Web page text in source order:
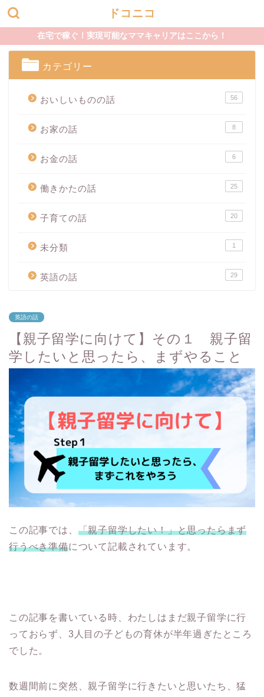
ドコニコ
在宅で稼ぐ！実現可能なママキャリアはここから！
カテゴリー
おいしいものの話 56
お家の話 8
お金の話 6
働きかたの話 25
子育ての話 20
未分類 1
英語の話 29
英語の話
【親子留学に向けて】その１ 親子留
学したいと思ったら、まずやること
この記事では、 「親子留学したい！」と思ったらまず
行うべき準備について記載されています。
この記事を書いている時、わたしはまだ親子留学に行
っておらず、3人目の子どもの育休が半年過ぎたところ
でした。
数週間前に突然、親子留学に行きたいと思いたち、猛